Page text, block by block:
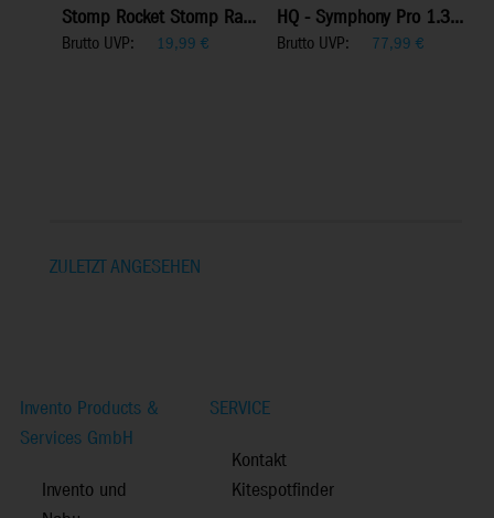
Stomp Rocket Stomp Ra...
Brutto UVP: 19,99 €
HQ - Symphony Pro 1.3...
Brutto UVP: 77,99 €
ZULETZT ANGESEHEN
Invento Products &
Services GmbH
Invento und
SERVICE
Kontakt
Kitespotfinder